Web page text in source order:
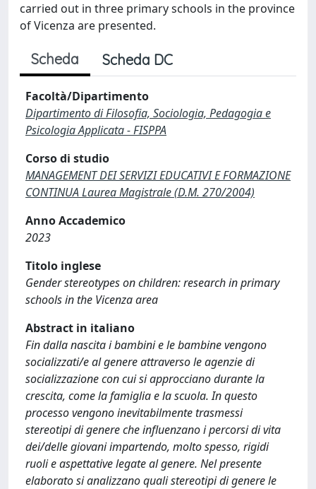
carried out in three primary schools in the province
of Vicenza are presented.
Scheda Scheda DC
Facoltà/Dipartimento
Dipartimento di Filosofia, Sociologia, Pedagogia e
Psicologia Applicata - FISPPA
Corso di studio
MANAGEMENT DEI SERVIZI EDUCATIVI E FORMAZIONE
CONTINUA Laurea Magistrale (D.M. 270/2004)
Anno Accademico
2023
Titolo inglese
Gender stereotypes on children: research in primary
schools in the Vicenza area
Abstract in italiano
Fin dalla nascita i bambini e le bambine vengono
socializzati/e al genere attraverso le agenzie di
socializzazione con cui si approcciano durante la
crescita, come la famiglia e la scuola. In questo
processo vengono inevitabilmente trasmessi
stereotipi di genere che influenzano i percorsi di vita
dei/delle giovani impartendo, molto spesso, rigidi
ruoli e aspettative legate al genere. Nel presente
elaborato si analizzano quali stereotipi di genere le